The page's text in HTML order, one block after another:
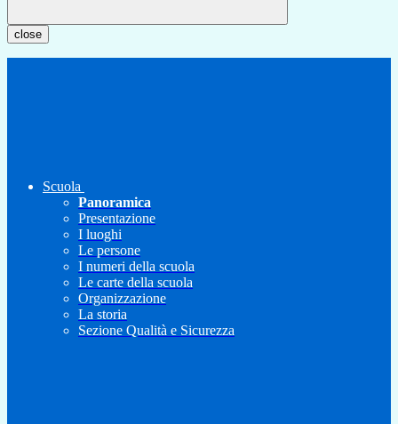
close
Scuola
Panoramica
Presentazione
I luoghi
Le persone
I numeri della scuola
Le carte della scuola
Organizzazione
La storia
Sezione Qualità e Sicurezza